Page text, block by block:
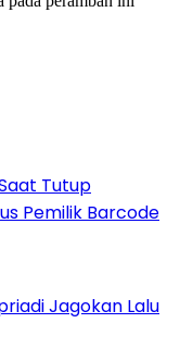
Tutup
Pemilik Barcode
Jagokan Lalu